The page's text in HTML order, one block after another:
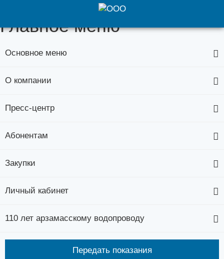
Главное меню
Основное меню
О компании
Пресс-центр
Абонентам
Закупки
Личный кабинет
110 лет арзамасскому водопроводу
Передать показания